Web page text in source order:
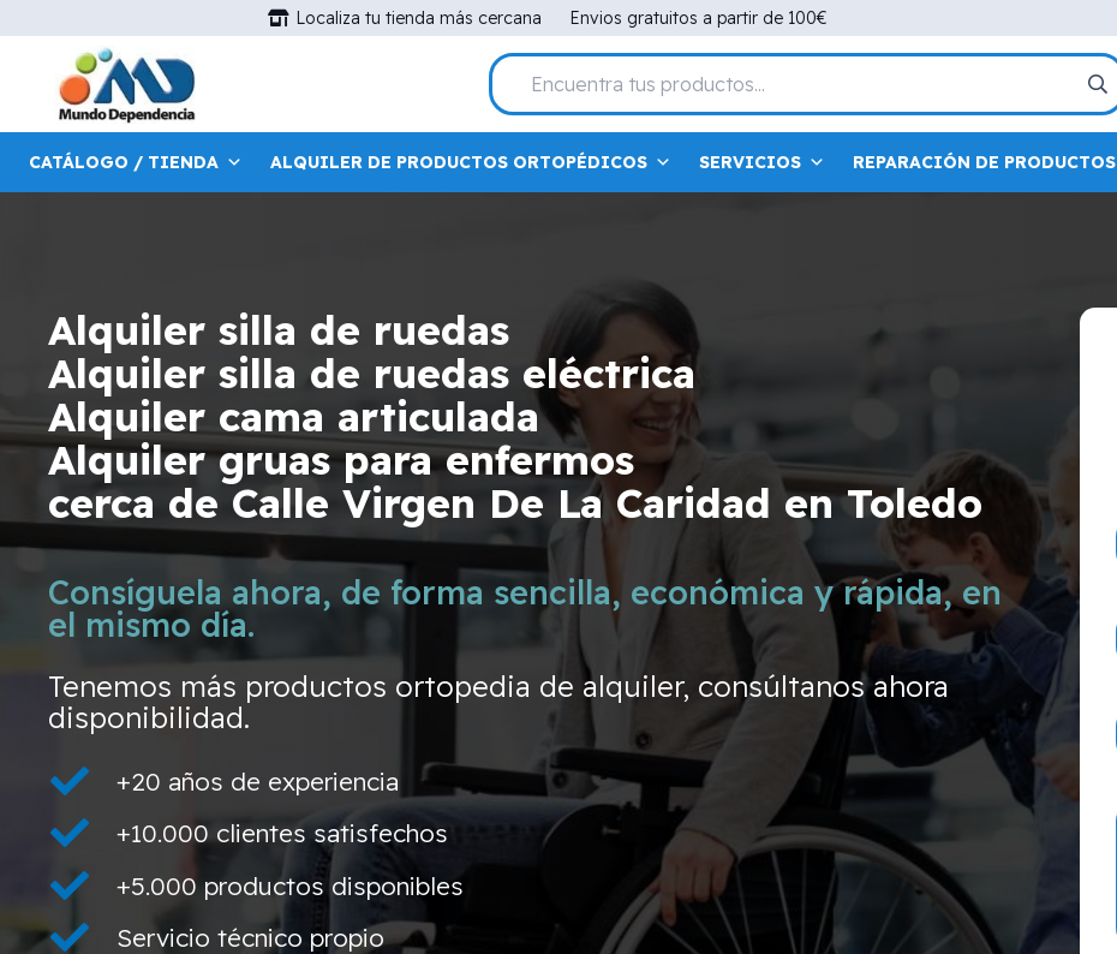
Localiza tu tienda más cercana Envios gratuitos a partir de 100€
CATÁLOGO / TIENDA ALQUILER DE PRODUCTOS ORTOPÉDICOS SERVICIOS REPARACIÓN DE PRODUCTOS
Alquiler silla de ruedas
Alquiler silla de ruedas eléctrica
Alquiler cama articulada
Alquiler gruas para enfermos
cerca de Calle Virgen De La Caridad en Toledo
Consíguela ahora, de forma sencilla, económica y rápida, en
el mismo día.
Tenemos más productos ortopedia de alquiler, consúltanos ahora
disponibilidad.
+20 años de experiencia
+10.000 clientes satisfechos
+5.000 productos disponibles
Servicio técnico propio